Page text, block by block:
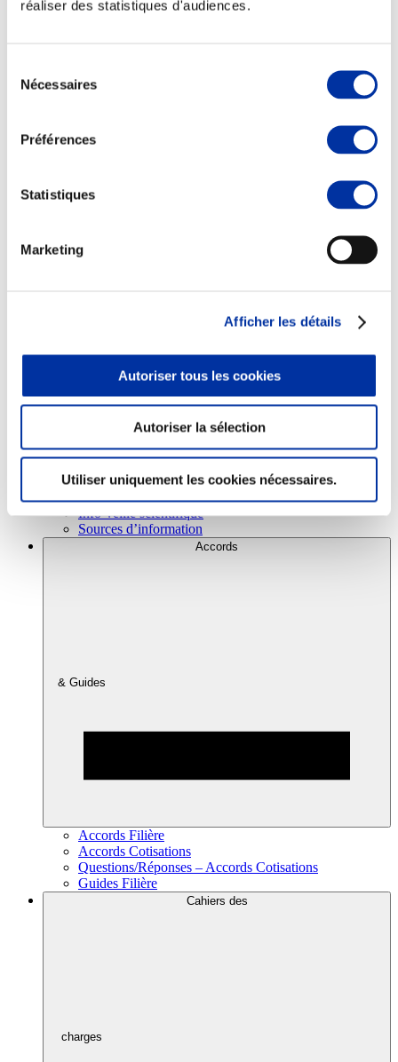
réaliser des statistiques d'audiences.
Nécessaires
Préférences
Statistiques
Marketing
Afficher les détails
Autoriser tous les cookies
Autoriser la sélection
Utiliser uniquement les cookies nécessaires.
Partenaire Climat
Consommation
Viandes et santé
Juste rémunération et attractivité des métiers
Info-veille scientifique
Sources d’information
Accords
& Guides
Accords Filière
Accords Cotisations
Questions/Réponses – Accords Cotisations
Guides Filière
Cahiers des
charges